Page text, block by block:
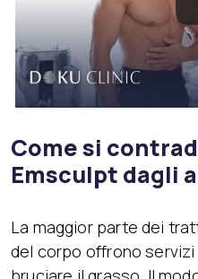
Come si
Emsculpt dagli
La maggior parte dei
del corpo offrono